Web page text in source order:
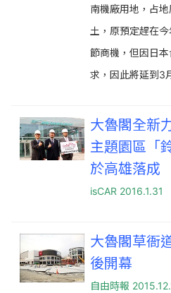
南機廠用地，占
土，原預定趕在
節商機，但因日
求，因此將延到3
大魯閣全新
主題園區「
於高雄落成
isCAR 2016.1.31
大魯閣草衙
後開幕
自由時報